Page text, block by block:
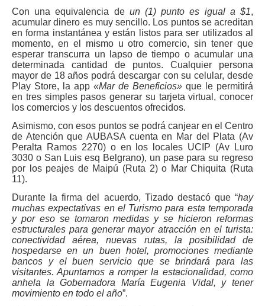
Con una equivalencia de un (1) punto es igual a $1,
acumular dinero es muy sencillo. Los puntos se acreditan
en forma instantánea y están listos para ser utilizados al
momento, en el mismo u otro comercio, sin tener que
esperar transcurra un lapso de tiempo o acumular una
determinada cantidad de puntos. Cualquier persona
mayor de 18 años podrá descargar con su celular, desde
Play Store, la app «Mar de Beneficios» que le permitirá
en tres simples pasos generar su tarjeta virtual, conocer
los comercios y los descuentos ofrecidos.
Asimismo, con esos puntos se podrá canjear en el Centro
de Atención que AUBASA cuenta en Mar del Plata (Av
Peralta Ramos 2270) o en los locales UCIP (Av Luro
3030 o San Luis esq Belgrano), un pase para su regreso
por los peajes de Maipú (Ruta 2) o Mar Chiquita (Ruta
11).
Durante la firma del acuerdo, Tizado destacó que “hay
muchas expectativas en el Turismo para esta temporada
y por eso se tomaron medidas y se hicieron reformas
estructurales para generar mayor atracción en el turista:
conectividad aérea, nuevas rutas, la posibilidad de
hospedarse en un buen hotel, promociones mediante
bancos y el buen servicio que se brindará para las
visitantes. Apuntamos a romper la estacionalidad, como
anhela la Gobernadora María Eugenia Vidal, y tener
movimiento en todo el año”.